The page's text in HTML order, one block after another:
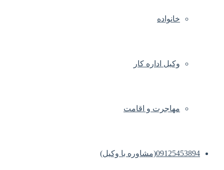
خانواده
وکیل اداره کار
مهاجرت و اقامت
09125453894(مشاوره با وکیل)